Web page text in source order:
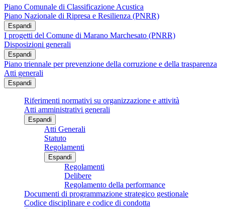
Piano Comunale di Classificazione Acustica
Piano Nazionale di Ripresa e Resilienza (PNRR)
Espandi
I progetti del Comune di Marano Marchesato (PNRR)
Disposizioni generali
Espandi
Piano triennale per prevenzione della corruzione e della trasparenza
Atti generali
Espandi
Riferimenti normativi su organizzazione e attività
Atti amministrativi generali
Espandi
Atti Generali
Statuto
Regolamenti
Espandi
Regolamenti
Delibere
Regolamento della performance
Documenti di programmazione strategico gestionale
Codice disciplinare e codice di condotta